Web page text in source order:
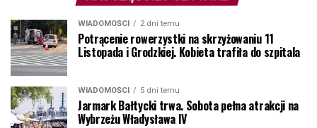
WIADOMOŚCI 2 dni temu
Potrącenie rowerzystki na skrzyżowaniu 11
Listopada i Grodzkiej. Kobieta trafiła do szpitala
WIADOMOŚCI 5 dni temu
Jarmark Bałtycki trwa. Sobota pełna atrakcji na
Wybrzeżu Władysława IV